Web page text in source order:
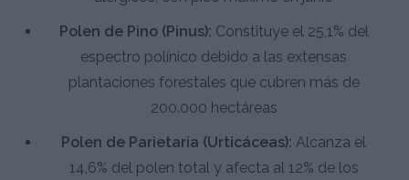
Polen de Pino (Pinus): Constituye el 25,1% del
espectro polínico debido a las extensas
plantaciones forestales que cubren más de
200.000 hectáreas
Polen de Parietaria (Urticáceas): Alcanza el
14,6% del polen total y afecta al 12% de los